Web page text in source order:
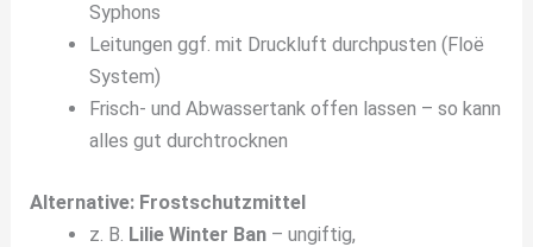
Syphons
Leitungen ggf. mit Druckluft durchpusten (Floë
System)
Frisch- und Abwassertank offen lassen – so kann
alles gut durchtrocknen
Alternative: Frostschutzmittel
z. B. Lilie Winter Ban– ungiftig,